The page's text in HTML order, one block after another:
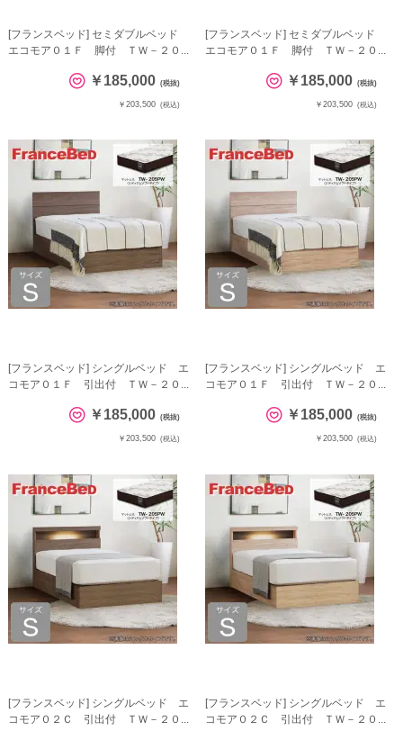
[フランスベッド] セミダブルベッド
エコモア０１Ｆ 脚付 ＴＷ－２０...
￥185,000 (税抜)
￥203,500 (税込)
[フランスベッド] セミダブルベッド
エコモア０１Ｆ 脚付 ＴＷ－２０...
￥185,000 (税抜)
￥203,500 (税込)
[フランスベッド] シングルベッド エ
コモア０１Ｆ 引出付 ＴＷ－２０...
￥185,000 (税抜)
￥203,500 (税込)
[フランスベッド] シングルベッド エ
コモア０１Ｆ 引出付 ＴＷ－２０...
￥185,000 (税抜)
￥203,500 (税込)
[フランスベッド] シングルベッド エ
コモア０２Ｃ 引出付 ＴＷ－２０...
[フランスベッド] シングルベッド エ
コモア０２Ｃ 引出付 ＴＷ－２０...